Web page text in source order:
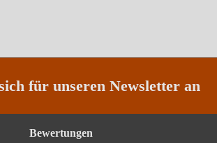
für unseren Newsletter an
Bewertungen